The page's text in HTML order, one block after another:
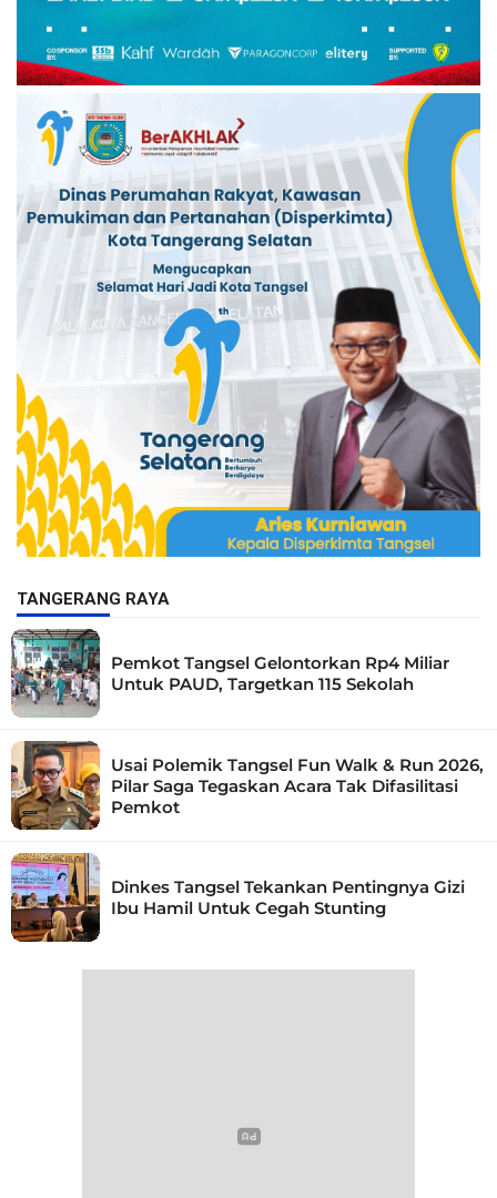
TANGERANG RAYA
Pemkot Tangsel Gelontorkan Rp4 Miliar
Untuk PAUD, Targetkan 115 Sekolah
Usai Polemik Tangsel Fun Walk & Run 2026,
Pilar Saga Tegaskan Acara Tak Difasilitasi
Pemkot
Dinkes Tangsel Tekankan Pentingnya Gizi
Ibu Hamil Untuk Cegah Stunting